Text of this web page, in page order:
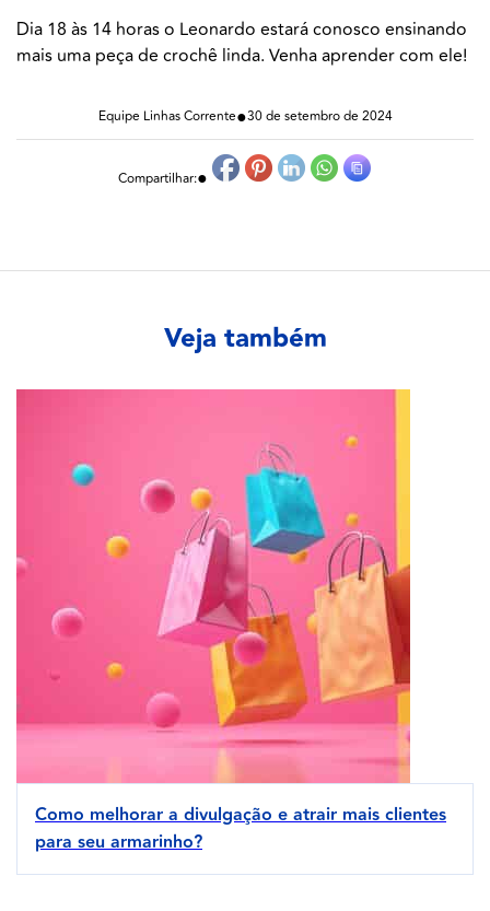
Dia 18 às 14 horas o Leonardo estará conosco ensinando
mais uma peça de crochê linda. Venha aprender com ele!
Equipe Linhas Corrente●30 de setembro de 2024
Compartilhar:●
Veja também
Como melhorar a divulgação e atrair mais clientes
para seu armarinho?